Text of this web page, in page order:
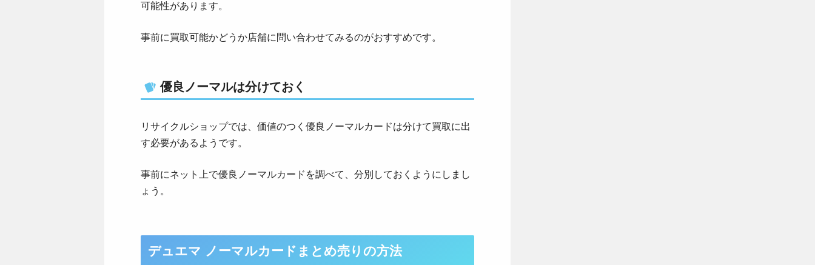
可能性があります。
事前に買取可能かどうか店舗に問い合わせてみるのがおすすめです。
優良ノーマルは分けておく
リサイクルショップでは、価値のつく優良ノーマルカードは分けて買取に出
す必要があるようです。
事前にネット上で優良ノーマルカードを調べて、分別しておくようにしまし
ょう。
デュエマ ノーマルカードまとめ売りの方法